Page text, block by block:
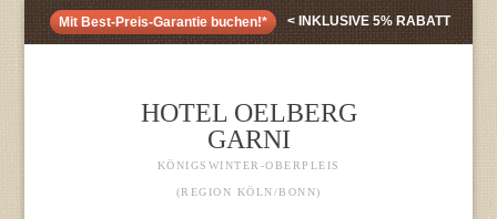
Mit Best-Preis-Garantie buchen!* < INKLUSIVE 5% RABATT
HOTEL OELBERG
GARNI
KÖNIGSWINTER-OBERPLEIS
(REGION KÖLN/BONN)